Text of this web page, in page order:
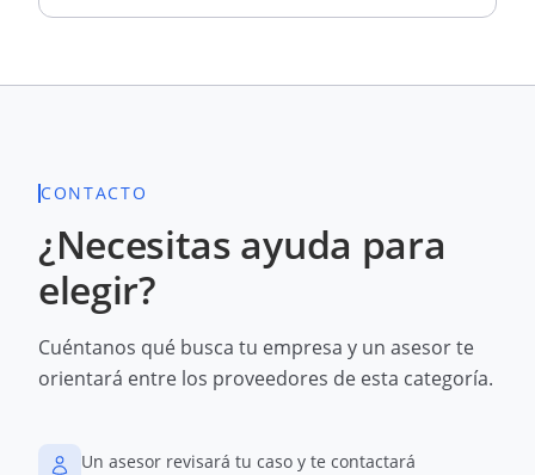
CONTACTO
¿Necesitas ayuda para
elegir?
Cuéntanos qué busca tu empresa y un asesor te
orientará entre los proveedores de esta categoría.
Un asesor revisará tu caso y te contactará